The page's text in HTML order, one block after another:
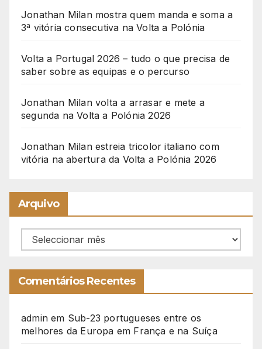
Jonathan Milan mostra quem manda e soma a
3ª vitória consecutiva na Volta a Polónia
Volta a Portugal 2026 – tudo o que precisa de
saber sobre as equipas e o percurso
Jonathan Milan volta a arrasar e mete a
segunda na Volta a Polónia 2026
Jonathan Milan estreia tricolor italiano com
vitória na abertura da Volta a Polónia 2026
Arquivo
Arquivo
Comentários Recentes
admin em Sub-23 portugueses entre os
melhores da Europa em França e na Suíça